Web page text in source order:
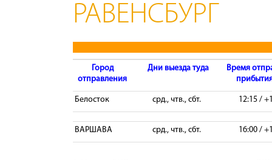
РАВЕНСБУРГ
Город
отправления
Дни выезда туда
Время
Белосток срд., чтв., сбт. 12:15 /
ВАРШАВА срд., чтв., сбт. 16:00 /